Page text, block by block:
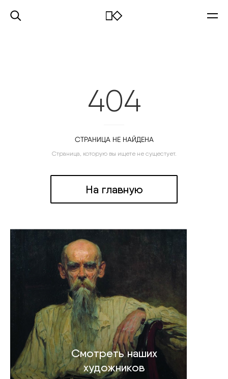
404
СТРАНИЦА НЕ НАЙДЕНА
Страница, которую вы ищете не сущестует.
На главную
Смотреть наших
художников